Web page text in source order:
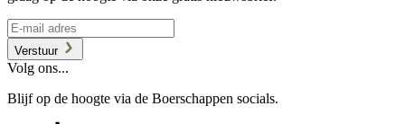
Verstuur
Volg ons...
Blijf op de hoogte via de Boerschappen socials.